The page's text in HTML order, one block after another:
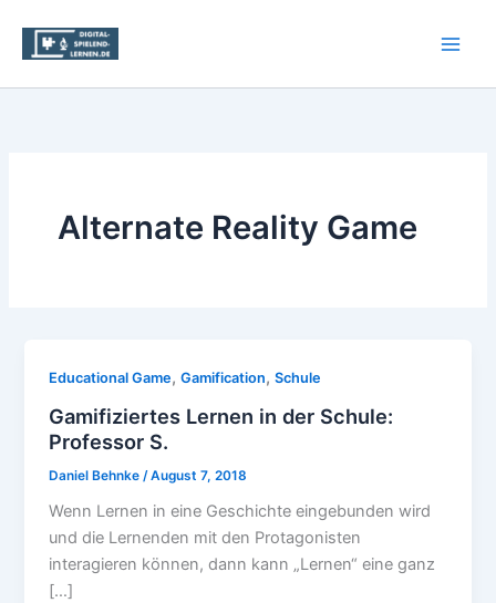
Inhalt
springen
Alternate Reality Game
Educational Game,Gamification,Schule
Gamifiziertes Lernen in der Schule:
Professor S.
Daniel Behnke /August 7, 2018
Wenn Lernen in eine Geschichte eingebunden wird
und die Lernenden mit den Protagonisten
interagieren können, dann kann „Lernen“ eine ganz
[…]